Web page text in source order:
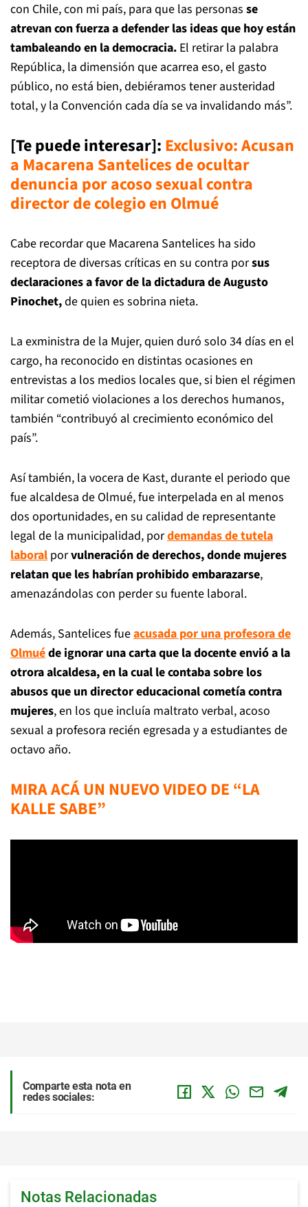
con Chile, con mi país, para que las personas se
atrevan con fuerza a defender las ideas que hoy están
tambaleando en la democracia. El retirar la palabra
República, la dimensión que acarrea eso, el gasto
público, no está bien, debiéramos tener austeridad
total, y la Convención cada día se va invalidando más”.
[Te puede interesar]: Exclusivo: Acusan
a Macarena Santelices de ocultar
denuncia por acoso sexual contra
director de colegio en Olmué
Cabe recordar que Macarena Santelices ha sido
receptora de diversas críticas en su contra porsus
declaraciones a favor de la dictadura de Augusto
Pinochet,de quien es sobrina nieta.
La exministra de la Mujer, quien duró solo 34 días en el
cargo, ha reconocido en distintas ocasiones en
entrevistas a los medios locales que, si bien el régimen
militar cometió violaciones a los derechos humanos,
también “contribuyó al crecimiento económico del
país”.
Así también, la vocera de Kast, durante el periodo que
fue alcaldesa de Olmué, fue interpelada en al menos
dos oportunidades, en su calidad de representante
legal de la municipalidad, pordemandas de tutela
laboral porvulneración de derechos, donde mujeres
relatan que les habrían prohibido embarazarse,
amenazándolas con perder su fuente laboral.
Además, Santelices fueacusada por una profesora de
Olmuéde ignorar una carta que la docente envió a la
otrora alcaldesa, en la cual le contaba sobre los
abusos que un director educacional cometía contra
mujeres, en los que incluía maltrato verbal, acoso
sexual a profesora recién egresada y a estudiantes de
octavo año.
MIRA ACÁ UN NUEVO VIDEO DE “LA
KALLE SABE”
Comparte esta nota en
redes sociales:
Notas Relacionadas